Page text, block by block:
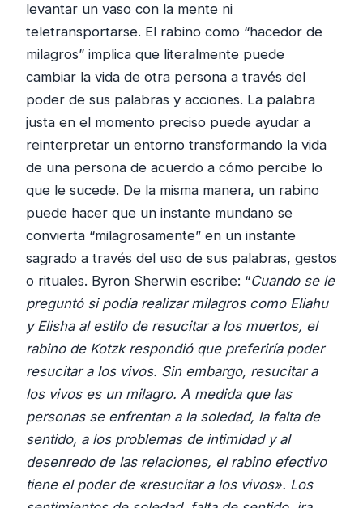
levantar un vaso con la mente ni
teletransportarse. El rabino como “hacedor de
milagros” implica que literalmente puede
cambiar la vida de otra persona a través del
poder de sus palabras y acciones. La palabra
justa en el momento preciso puede ayudar a
reinterpretar un entorno transformando la vida
de una persona de acuerdo a cómo percibe lo
que le sucede. De la misma manera, un rabino
puede hacer que un instante mundano se
convierta “milagrosamente” en un instante
sagrado a través del uso de sus palabras, gestos
o rituales. Byron Sherwin escribe: “Cuando se le
preguntó si podía realizar milagros como Eliahu
y Elisha al estilo de resucitar a los muertos, el
rabino de Kotzk respondió que preferiría poder
resucitar a los vivos. Sin embargo, resucitar a
los vivos es un milagro. A medida que las
personas se enfrentan a la soledad, la falta de
sentido, a los problemas de intimidad y al
desenredo de las relaciones, el rabino efectivo
tiene el poder de «resucitar a los vivos». Los